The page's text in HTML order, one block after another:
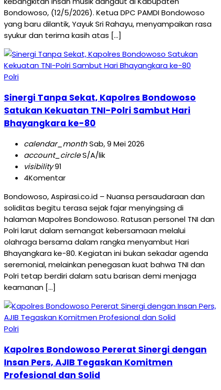
Bondowoso, (12/5/2026). Ketua DPC PAMDI Bondowoso
yang baru dilantik, Yayuk Sri Rahayu, menyampaikan rasa
syukur dan terima kasih atas […]
Polri
Sinergi Tanpa Sekat, Kapolres Bondowoso
Satukan Kekuatan TNI-Polri Sambut Hari
Bhayangkara ke-80
calendar_monthSab, 9 Mei 2026
account_circleS/A/lik
visibility91
4Komentar
Bondowoso, Aspirasi.co.id – Nuansa persaudaraan dan
soliditas begitu terasa sejak fajar menyingsing di
halaman Mapolres Bondowoso. Ratusan personel TNI dan
Polri larut dalam semangat kebersamaan melalui
olahraga bersama dalam rangka menyambut Hari
Bhayangkara ke-80. Kegiatan ini bukan sekadar agenda
seremonial, melainkan penegasan kuat bahwa TNI dan
Polri tetap berdiri dalam satu barisan demi menjaga
keamanan […]
Polri
Kapolres Bondowoso Pererat Sinergi dengan
Insan Pers, AJIB Tegaskan Komitmen
Profesional dan Solid